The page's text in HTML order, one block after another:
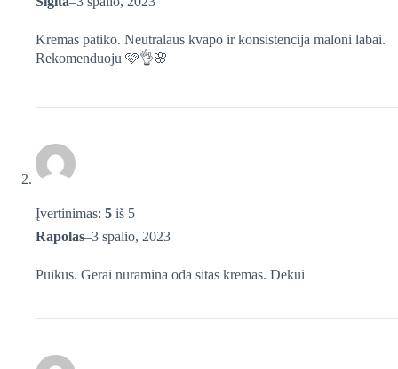
Kremas patiko. Neutralaus kvapo ir konsistencija maloni labai.
Rekomenduoju 🩷👌🌸
Įvertinimas: 5 iš 5
Rapolas–3 spalio, 2023
Puikus. Gerai nuramina oda sitas kremas. Dekui